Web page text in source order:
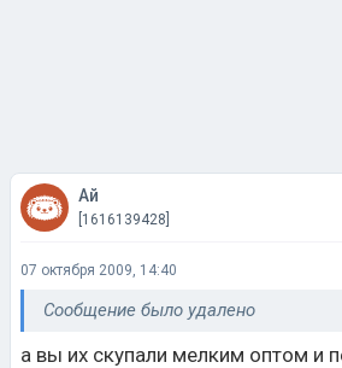
Ай
[1616139428]
07 октября 2009, 14:40
Сообщение было удалено
а вы их скупали мелким оптом и